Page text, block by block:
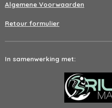
Algemene Voorwaarden
Retour formulier
In samenwerking met: